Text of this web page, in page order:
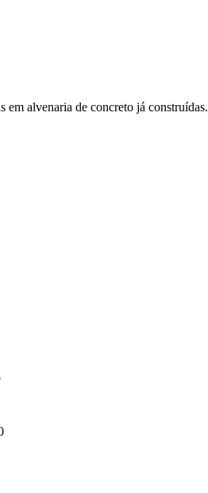
em alvenaria de concreto já construídas.